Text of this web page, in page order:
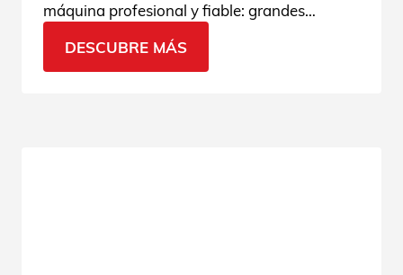
máquina profesional y fiable: grandes
directa. Descubre más detalles.
DESCUBRE MÁS